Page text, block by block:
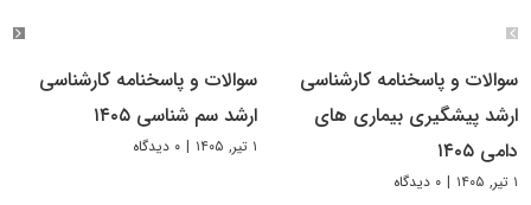
سوالات و پاسخنامه کارشناسی
ارشد پیشگیری بیماری های
دامی ۱۴۰۵
۱ تیر, ۱۴۰۵ | ۰ دیدگاه
سوالات و پاسخنامه کارشناسی
ارشد سم شناسی ۱۴۰۵
۱ تیر, ۱۴۰۵ | ۰ دیدگاه